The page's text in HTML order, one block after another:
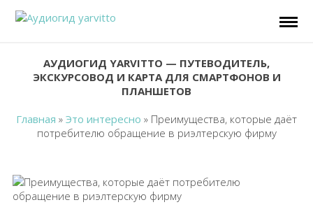
АУДИОГИД YARVITTO — ПУТЕВОДИТЕЛЬ,
ЭКСКУРСОВОД И КАРТА ДЛЯ СМАРТФОНОВ И
ПЛАНШЕТОВ
Главная » Это интересно » Преимущества, которые даёт
потребителю обращение в риэлтерскую фирму